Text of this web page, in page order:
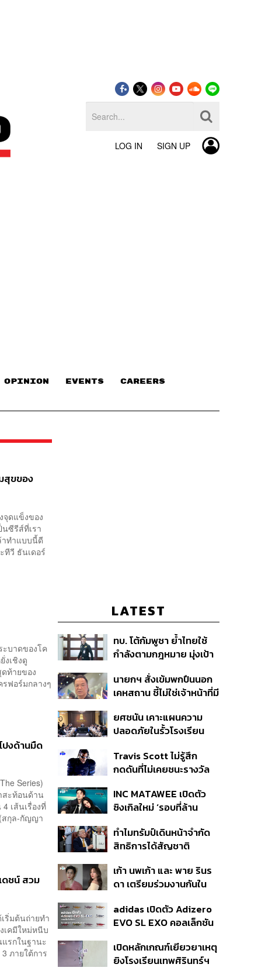
LOG IN SIGN UP
OPINION EVENTS CAREERS
สุขของ
จุดแข็งของ
ซีรีส์ที่เรา
าทำแบบนี้ดี
วี ธันเดอร์
ะบาดของโค
งเชิงดู
ท้ายของ
รฟอร์มกลางๆ
ปงด้านมืด
Series)
สะท้อนด้าน
เส้นเรื่องที่
(สกุล-กัญญา
ดชน์ สวม
ริ่มต้นถ่ายทำ
เคมีใหม่หนีบ
รกในฐานะ
ภายใต้การ
LATEST
ทบ. โต้กัมพูชา ย้ำไทยใช้
กำลังตามกฎหมาย มุ่งเป้า
หายไทยไม่อาจลบด้วย
ข้อมูลบิดเบือน
นายกฯ สั่งเข้มพกปืนนอก
เคหสถาน ชี้ไม่ใช่เจ้าหน้าที่มี
ก่อเหตุ เจ้าของร่วมรับผิด
ยศชนัน เคาะแผนความ
ปลอดภัยในรั้วโรงเรียน
ดูแล-คุมเข้มคัดกรองสิ่ง
ผิดกฎหมาย
Travis Scott ไม่รู้สึก
กดดันที่ไม่เคยชนะรางวัล
แล้ว 10 ครั้ง
INC MATAWEE เปิดตัว
ซิงเกิลใหม่ ‘รอบที่ล้าน
มาแสดงในมิวสิกวิดีโอ
ทำไมทรัมป์เดินหน้าจำกัด
สิทธิการได้สัญชาติ
แม้ศาลสูงสุดเคยตัดสิน
คัดค้าน
เก้า นพเก้า และ พาย รินร
ดา เตรียมร่วมงานกันใน
Taste In Time’
adidas เปิดตัว Adizero
EVO SL EXO คอลเล็กชัน
Football
เปิดหลักเกณฑ์เยียวยาเหตุ
ยิงโรงเรียนเทพศิรินทร์ฯ